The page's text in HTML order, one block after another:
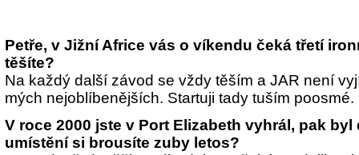
Petře, v Jižní Africe vás o víkendu čeká třetí
těšíte?
Na každý další závod se vždy těším a JAR není
mých nejoblíbenějších. Startuji tady tuším poosmé.
V roce 2000 jste v Port Elizabeth vyhrál, pak byl
umístění si brousíte zuby letos?